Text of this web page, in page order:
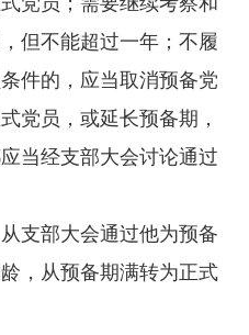
但不能超过一年；不履
件的，应当取消预备党
党员，或延长预备期，
当经支部大会讨论通过
支部大会通过他为预备
，从预备期满转为正式